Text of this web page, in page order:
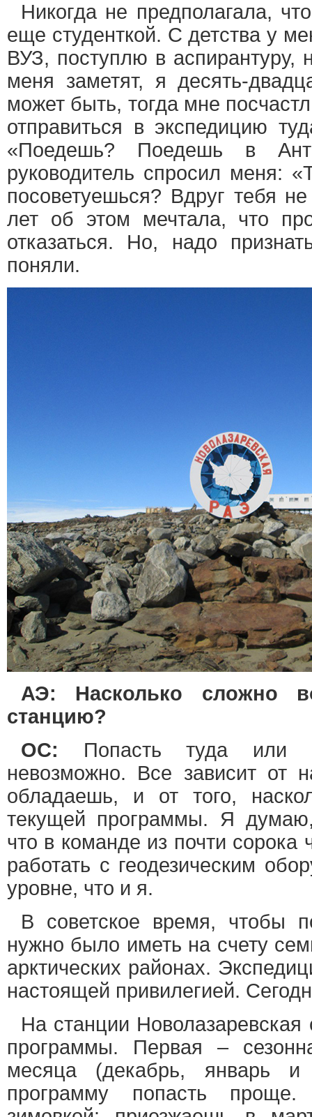
Никогда не предполагала,
еще студенткой. С детства у
ВУЗ, поступлю в аспирантуру,
меня заметят, я десять-
может быть, тогда мне
отправиться в экспедицию
«Поедешь? Поедешь в
руководитель спросил меня:
посоветуешься? Вдруг тебя
лет об этом мечтала, что
отказаться. Но, надо
поняли.
АЭ: Насколько сложно
станцию?
ОС: Попасть туда или
невозможно. Все зависит от
обладаешь, и от того,
текущей программы. Я
что в команде из почти сорока
работать с геодезическим
уровне, что и я.
В советское время, чтобы
нужно было иметь на счету
арктических районах.
настоящей привилегией.
На станции Новолазаревская
программы. Первая –
месяца (декабрь, январь
программу попасть